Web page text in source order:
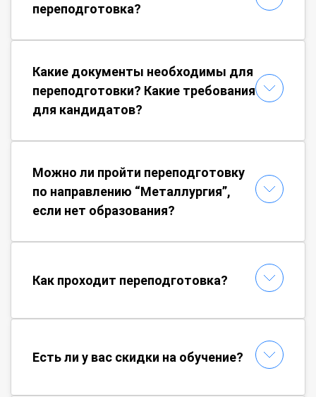
переподготовка?
Какие документы необходимы для
переподготовки? Какие требования
для кандидатов?
Можно ли пройти переподготовку
по направлению “Металлургия”,
если нет образования?
Как проходит переподготовка?
Есть ли у вас скидки на обучение?